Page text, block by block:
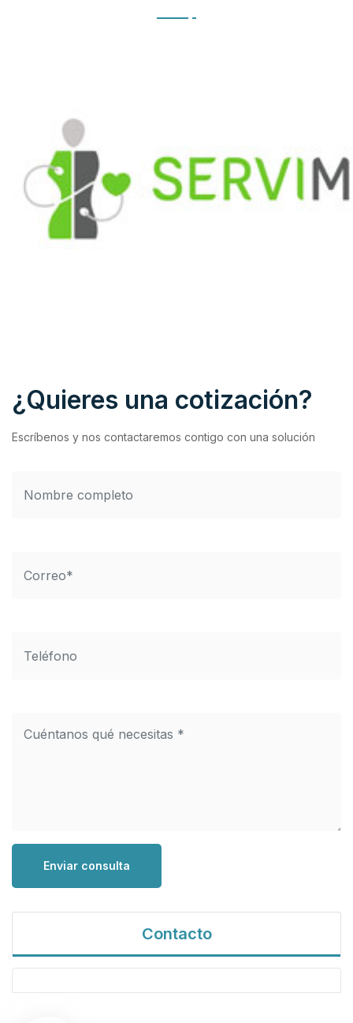
¿Quieres una cotización?
Escríbenos y nos contactaremos contigo con una solución
Enviar consulta
Contacto